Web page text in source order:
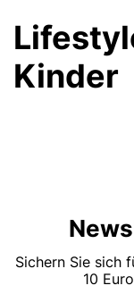
Kinder
Sichern Sie sich
10